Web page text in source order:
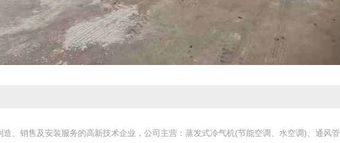
、销售及安装服务的高新技术企业，公司主营：蒸发式冷气机(节能空调、水空调)、通风管